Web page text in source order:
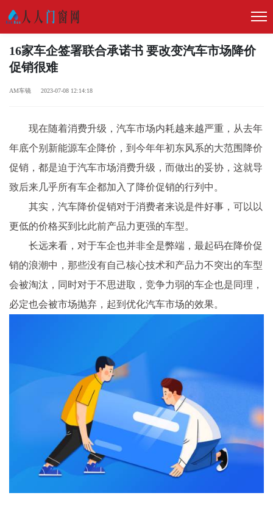
16家车企签署联合承诺书 要改变汽车市场降价
促销很难
AM车镜 2023-07-08 12:14:18
现在随着消费升级，汽车市场内耗越来越严重，从去年
年底个别新能源车企降价，到今年年初东风系的大范围降价
促销，都是迫于汽车市场消费升级，而做出的妥协，这就导
致后来几乎所有车企都加入了降价促销的行列中。
其实，汽车降价促销对于消费者来说是件好事，可以以
更低的价格买到比此前产品力更强的车型。
长远来看，对于车企也并非全是弊端，最起码在降价促
销的浪潮中，那些没有自己核心技术和产品力不突出的车型
会被淘汰，同时对于不思进取，竞争力弱的车企也是同理，
必定也会被市场抛弃，起到优化汽车市场的效果。